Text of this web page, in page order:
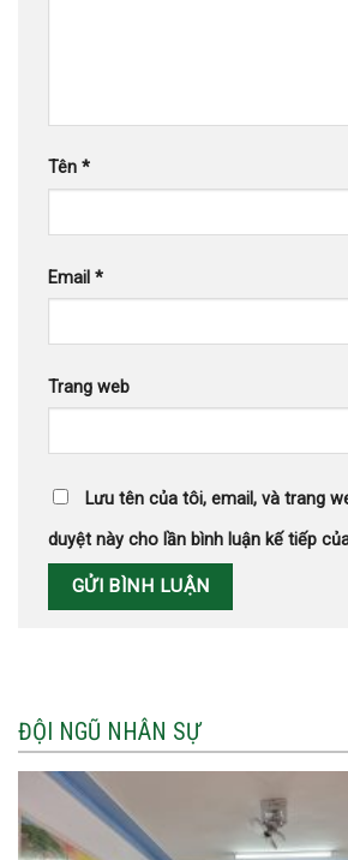
Tên *
Email *
Trang web
Lưu tên của tôi, email, và trang
duyệt này cho lần bình luận kế tiếp
ĐỘI NGŨ NHÂN SỰ